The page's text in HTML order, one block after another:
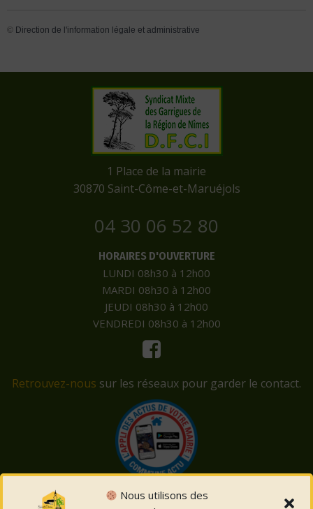
Nous utilisons des
© Direction de l'information légale et administrative
​1 Place de la mairie
​30870 Saint-Côme-et-Maruéjols
04 30 06 52 80
HORAIRES D'OUVERTURE
LUNDI 08h30 à 12h00
MARDI 08h30 à 12h00
JEUDI 08h30 à 12h00
VENDREDI 08h30 à 12h00
Retrouvez-nous sur les réseaux pour garder le contact.